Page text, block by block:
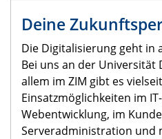
Deine
Die Digitalisierung geht in
Bei uns an der Universität
allem im ZIM gibt es
Einsatzmöglichkeiten im
Webentwicklung, im
Serveradministration und